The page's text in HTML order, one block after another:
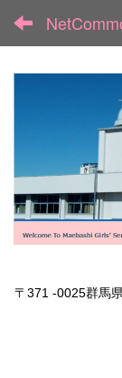
〒371 -0025群馬